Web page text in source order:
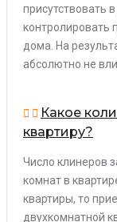
присутствовать
контролировать
дома. На
абсолютно не
Какое
квартиру?
Число клинеров
комнат в
квартиры, то
двухкомнатной